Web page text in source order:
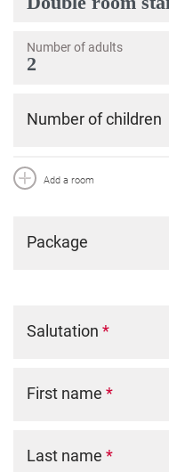
Number of adults
Number of children
Add a room
Package
Salutation *
First name *
Last name *